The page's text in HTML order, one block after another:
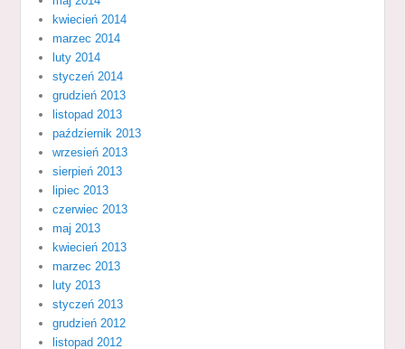
kwiecień 2014
marzec 2014
luty 2014
styczeń 2014
grudzień 2013
listopad 2013
październik 2013
wrzesień 2013
sierpień 2013
lipiec 2013
czerwiec 2013
maj 2013
kwiecień 2013
marzec 2013
luty 2013
styczeń 2013
grudzień 2012
listopad 2012